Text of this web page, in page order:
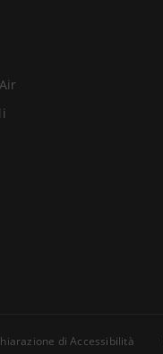
di Accessibilità